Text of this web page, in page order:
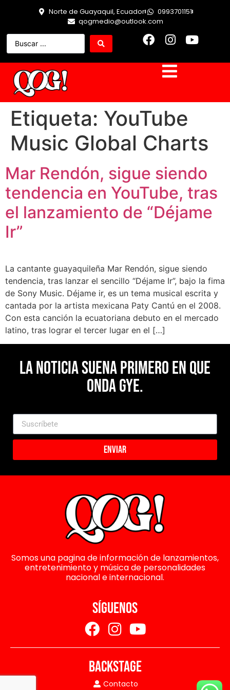
Norte de Guayaquil, Ecuador
0993701151
qogmedio@outlook.com
Etiqueta: YouTube
Music Global Charts
Mar Rendón, sigue siendo
tendencia en YouTube, tras
el lanzamiento de “Déjame
Ir”
La cantante guayaquileña Mar Rendón, sigue siendo
tendencia, tras lanzar el sencillo “Déjame Ir”, bajo la fima
de Sony Music. Déjame ir, es un tema musical escrita y
cantada por la artista mexicana Paty Cantú en el 2008.
Con esta canción la ecuatoriana debuto en el mercado
latino, tras lograr el tercer lugar en el […]
La noticia suena primero en Que
Onda Gye.
Enviar
Somos una pagina de información de lanzamientos,
entretenimiento y música de personalidades
nacional e internacional.
SÍGUENOS
BACKSTAGE
Contacto